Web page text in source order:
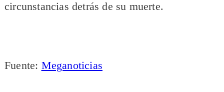
circunstancias detrás de su muerte.
Fuente: Meganoticias